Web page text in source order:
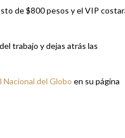
de $800 pesos y el VIP
trabajo y dejas atrás las
Nacional del Globo en su página